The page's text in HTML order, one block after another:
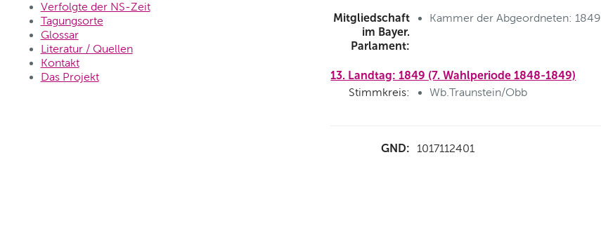
Verfolgte der NS-Zeit
Tagungsorte
Glossar
Literatur / Quellen
Kontakt
Das Projekt
Mitgliedschaft
im Bayer.
Parlament:
Kammer der Abgeordneten: 1849
13. Landtag: 1849 (7. Wahlperiode 1848-1849)
Stimmkreis: Wb.Traunstein/Obb
GND: 1017112401